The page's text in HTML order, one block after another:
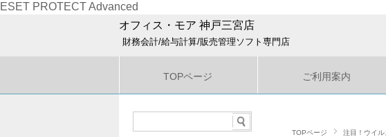
ESET PROTECT Advanced
オフィス・モア 神戸三宮店
財務会計/給与計算/販売管理ソフト専門店
TOPページ ご利用案内
TOPページ 注目！ウイル